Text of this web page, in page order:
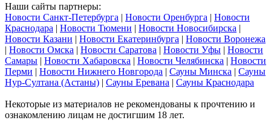
Наши сайты партнеры:
Новости Санкт-Петербурга | Новости Оренбурга | Новости
Краснодара | Новости Тюмени | Новости Новосибирска |
Новости Казани | Новости Екатеринбурга | Новости Воронежа
| Новости Омска | Новости Саратова | Новости Уфы | Новости
Самары | Новости Хабаровска | Новости Челябинска | Новости
Перми | Новости Нижнего Новгорода | Сауны Минска | Сауны
Нур-Султана (Астаны) | Сауны Еревана | Сауны Краснодара
Некоторые из материалов не рекомендованы к прочтению и
ознакомлению лицам не достигшим 18 лет.